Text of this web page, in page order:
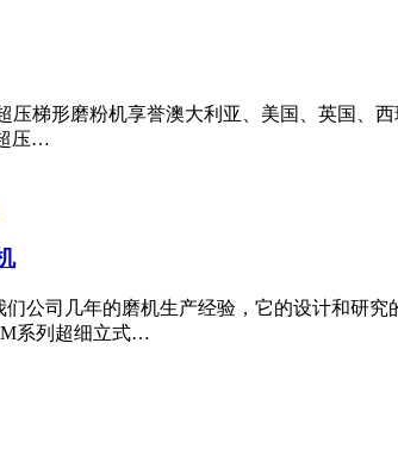
压梯形磨粉机享誉澳大利亚、美国、英国、
压…
公司几年的磨机生产经验，它的设计和研
系列超细立式…